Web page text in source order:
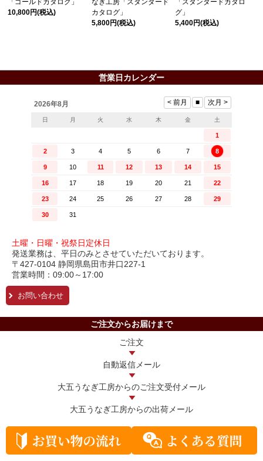
「ゴールドカタログ」
10,800円(税込)
なぎ工房「スタンダード
カタログ」
5,800円(税込)
「スタンダードカタロ
グ」
5,400円(税込)
営業日カレンダー
土曜・日曜・祝祭日定休日
発送業務は、平日のみとさせていただいております。
〒427-0104 静岡県島田市井口227-1
営業時間：09:00～17:00
お問い合わせ
ご注文からお届けまで
ご注文
自動返信メール
大五うなぎ工房からのご注文受付メール
大五うなぎ工房からの出荷メール